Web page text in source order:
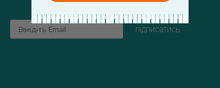
Email
підписатись